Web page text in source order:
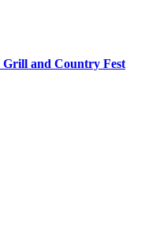
Grill and Country Fest